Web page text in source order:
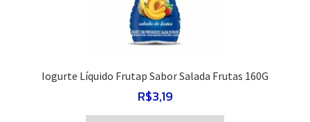
Iogurte Líquido Frutap Sabor Salada Frutas 160G
R$3,19